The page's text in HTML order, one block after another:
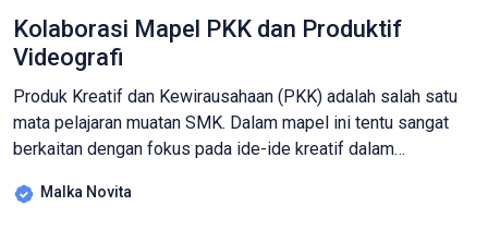
Kolaborasi Mapel PKK dan Produktif
Videografi
Produk Kreatif dan Kewirausahaan (PKK) adalah salah satu
mata pelajaran muatan SMK. Dalam mapel ini tentu sangat
berkaitan dengan fokus pada ide-ide kreatif dalam
beragamnya peluang industri animasi di era digital sekarang,
Malka Novita